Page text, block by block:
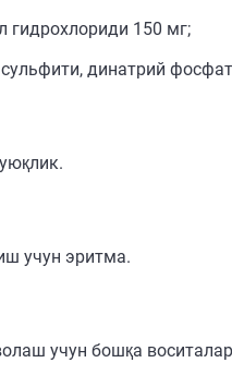
гидрохлориди 150 мг;
динатрий
учун эритма.
учун бошқа